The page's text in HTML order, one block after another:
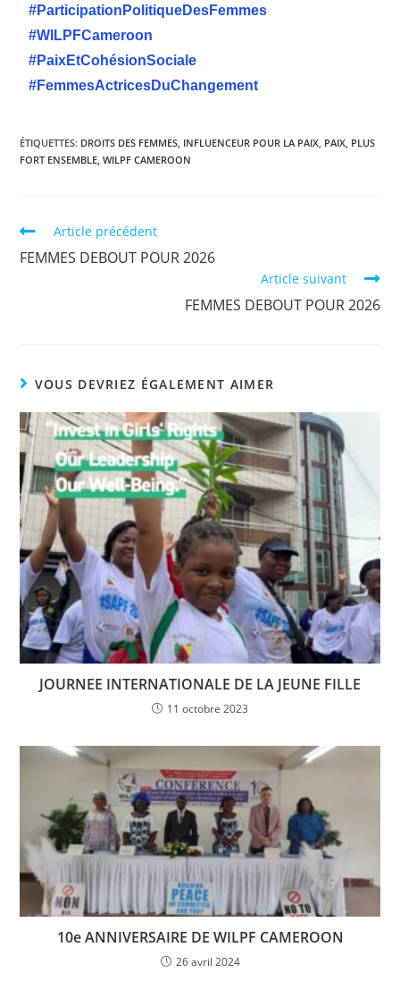
#ParticipationPolitiqueDesFemmes
#WILPFCameroon
#PaixEtCohésionSociale
#FemmesActricesDuChangement
ÉTIQUETTES: DROITS DES FEMMES, INFLUENCEUR POUR LA PAIX, PAIX, PLUS
FORT ENSEMBLE, WILPF CAMEROON
Article précédent
FEMMES DEBOUT POUR 2026
Article suivant
FEMMES DEBOUT POUR 2026
VOUS DEVRIEZ ÉGALEMENT AIMER
JOURNEE INTERNATIONALE DE LA JEUNE FILLE
11 octobre 2023
10e ANNIVERSAIRE DE WILPF CAMEROON
26 avril 2024